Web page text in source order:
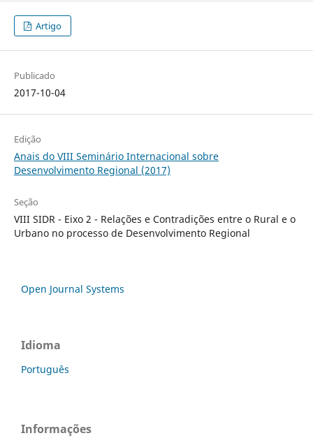
Artigo
Publicado
2017-10-04
Edição
Anais do VIII Seminário Internacional sobre
Desenvolvimento Regional (2017)
Seção
VIII SIDR - Eixo 2 - Relações e Contradições entre o Rural e o
Urbano no processo de Desenvolvimento Regional
Open Journal Systems
Idioma
Português
Informações